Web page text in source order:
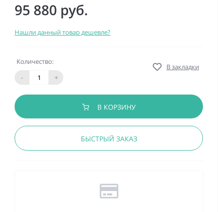
95 880 руб.
Нашли данный товар дешевле?
Количество:
-
+
В закладки
В КОРЗИНУ
БЫСТРЫЙ ЗАКАЗ